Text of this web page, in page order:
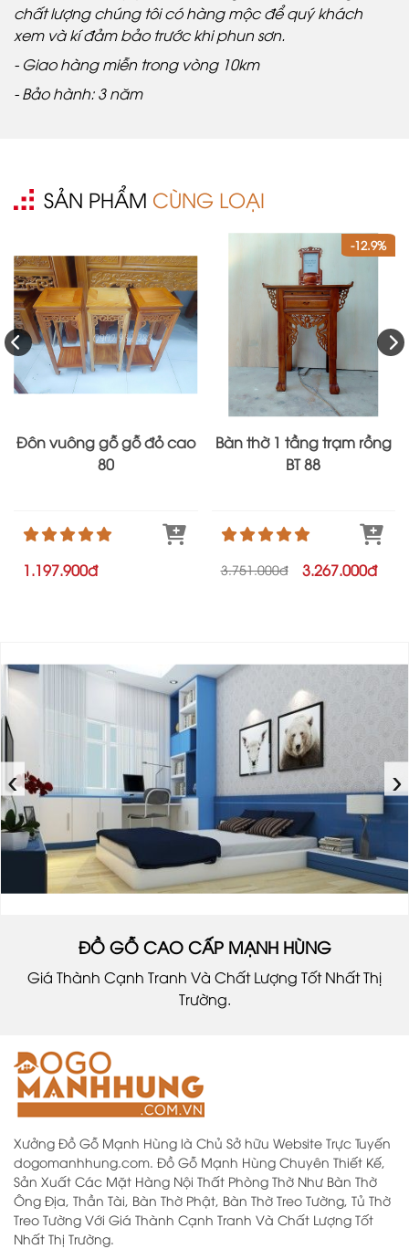
chất lượng chúng tôi có hàng mộc để quý khách
xem và kí đảm bảo trước khi phun sơn.
- Giao hàng miễn trong vòng 10km
- Bảo hành: 3 năm
SẢN PHẨM CÙNG LOẠI
Đôn vuông gỗ gỗ đỏ cao
80
1.197.900đ
-12.9%
Bàn thờ 1 tầng trạm rồng
BT 88
3.751.000đ 3.267.000đ
‹ ›
ĐỒ GỖ CAO CẤP MẠNH HÙNG
Giá Thành Cạnh Tranh Và Chất Lượng Tốt Nhất Thị
Trường.
Xưởng Đồ Gỗ Mạnh Hùng là Chủ Sở hữu Website Trực Tuyến
dogomanhhung.com. Đồ Gỗ Mạnh Hùng Chuyên Thiết Kế,
Sản Xuất Các Mặt Hàng Nội Thất Phòng Thờ Như Bàn Thờ
Ông Địa, Thần Tài, Bàn Thờ Phật, Bàn Thờ Treo Tường, Tủ Thờ
Treo Tường Với Giá Thành Cạnh Tranh Và Chất Lượng Tốt
Nhất Thị Trường.